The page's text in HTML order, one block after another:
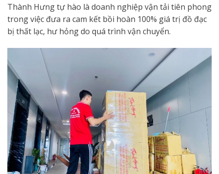
Thành Hưng tự hào là doanh nghiệp vận tải tiên phong
trong việc đưa ra cam kết bồi hoàn 100% giá trị đồ đạc
bị thất lạc, hư hỏng do quá trình vận chuyển.